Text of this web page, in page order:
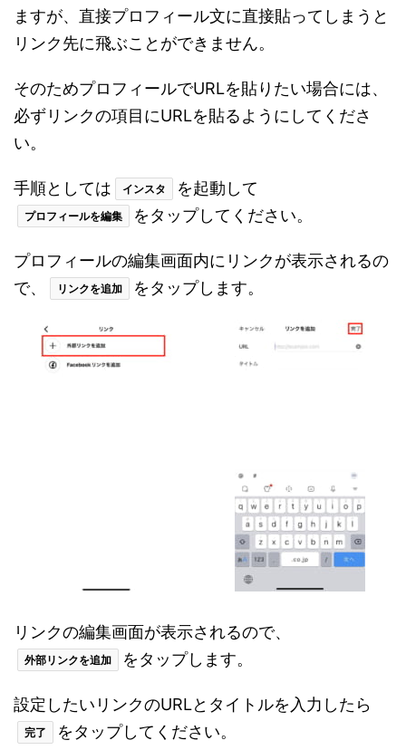
ますが、直接プロフィール文に直接貼ってしまうと
リンク先に飛ぶことができません。
そのためプロフィールでURLを貼りたい場合には、
必ずリンクの項目にURLを貼るようにしてくださ
い。
手順としては インスタ を起動して
プロフィールを編集 をタップしてください。
プロフィールの編集画面内にリンクが表示されるの
で、
リンクを追加 をタップします。
リンクの編集画面が表示されるので、
外部リンクを追加 をタップします。
設定したいリンクのURLとタイトルを入力したら
完了 をタップしてください。